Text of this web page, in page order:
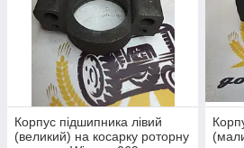
Корпус підшипника лівий
(великий) на косарку роторну